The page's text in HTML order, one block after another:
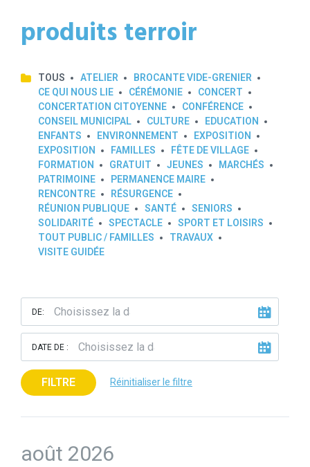
produits terroir
TOUS ATELIER
BROCANTE VIDE-GRENIER
CE QUI NOUS LIE
CÉRÉMONIE
CONCERT
CONCERTATION CITOYENNE
CONFÉRENCE
CONSEIL MUNICIPAL
CULTURE
EDUCATION
ENFANTS
ENVIRONNEMENT
EXPOSITION
EXPOSITION
FAMILLES
FÊTE DE VILLAGE
FORMATION
GRATUIT JEUNES
MARCHÉS
PATRIMOINE
PERMANENCE MAIRE
RENCONTRE
RÉSURGENCE
RÉUNION PUBLIQUE
SANTÉ
SENIORS
SOLIDARITÉ
SPECTACLE
SPORT ET LOISIRS
TOUT PUBLIC / FAMILLES
TRAVAUX
VISITE GUIDÉE
DE:
DATE DE :
FILTRE Réinitialiser le filtre
août 2026